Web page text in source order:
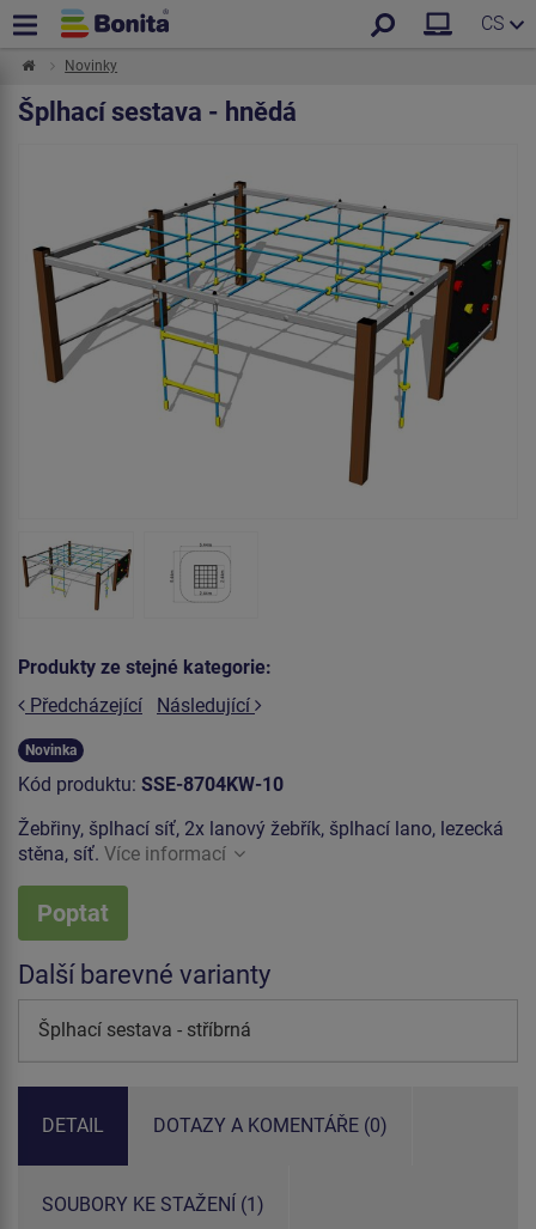
CS
Novinky
Šplhací sestava - hnědá
Produkty ze stejné kategorie:
Předcházející
Následující
Novinka
Kód produktu: SSE-8704KW-10
Žebřiny, šplhací síť, 2x lanový žebřík, šplhací lano, lezecká
stěna, síť. Více informací
Poptat
Další barevné varianty
Šplhací sestava - stříbrná
DETAIL DOTAZY A KOMENTÁŘE (0)
SOUBORY KE STAŽENÍ (1)